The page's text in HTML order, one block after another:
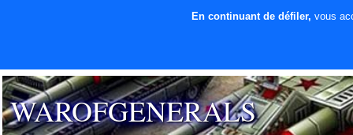
WAROFGENERALS
En continuant de défiler, vous